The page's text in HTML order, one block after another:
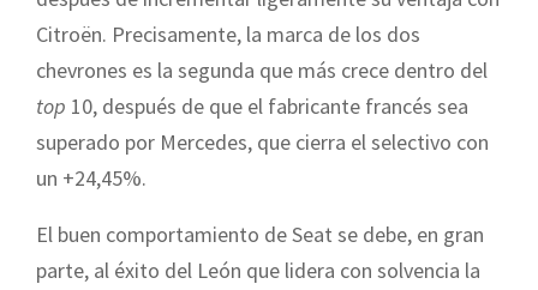
Citroën. Precisamente, la marca de los dos
chevrones es la segunda que más crece dentro del
top 10, después de que el fabricante francés sea
superado por Mercedes, que cierra el selectivo con
un +24,45%.
El buen comportamiento de Seat se debe, en gran
parte, al éxito del León que lidera con solvencia la